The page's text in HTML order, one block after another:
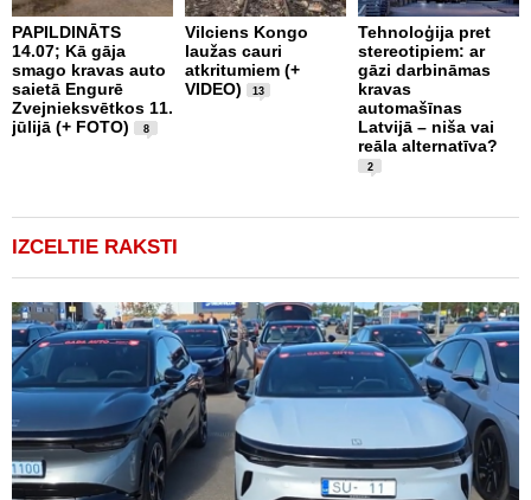
PAPILDINĀTS
14.07; Kā gāja
smago kravas auto
saietā Engurē
Zvejnieksvētkos 11.
jūlijā (+ FOTO)
8
Vilciens Kongo
laužas cauri
atkritumiem (+
VIDEO)
13
Tehnoloģija pret
stereotipiem: ar
gāzi darbināmas
kravas
automašīnas
Latvijā – niša vai
reāla alternatīva?
2
IZCELTIE RAKSTI